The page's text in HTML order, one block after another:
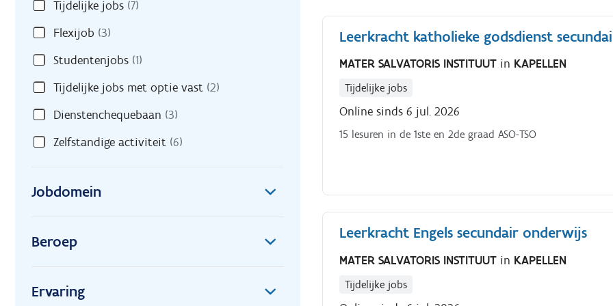
Tijdelijke jobs (7)
Flexijob (3)
Studentenjobs (1)
Tijdelijke jobs met optie vast (2)
Dienstenchequebaan (3)
Zelfstandige activiteit (6)
Jobdomein
Beroep
Ervaring
verzorgt de schoonmaak van de kantoren en het
opleiding werk je volgens de gevraagde methodes en met
correct gebruik van de juiste persoonlijke
Leerkracht katholieke godsdienst
MATER SALVATORIS INSTITUUT in KAPELLEN
Tijdelijke jobs
Online sinds 6 jul. 2026
15 lesuren in de 1ste en 2de graad ASO-TSO
Leerkracht Engels secundair onderwijs
MATER SALVATORIS INSTITUUT in KAPELLEN
Tijdelijke jobs